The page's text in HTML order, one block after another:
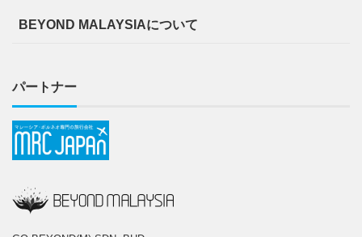
BEYOND MALAYSIAについて
パートナー